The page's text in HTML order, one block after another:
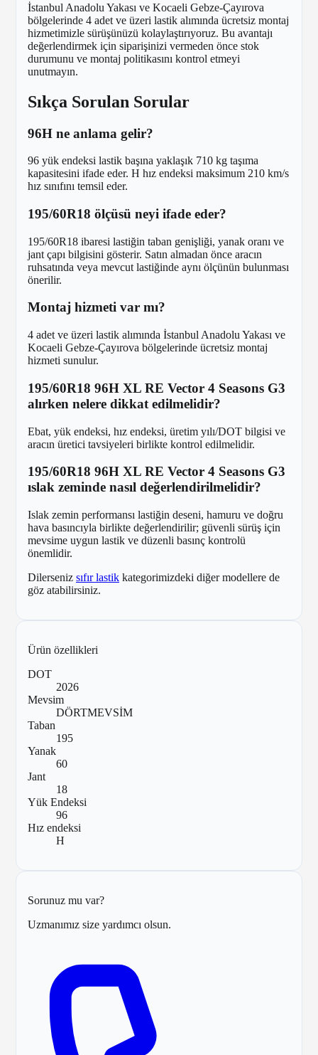
İstanbul Anadolu Yakası ve Kocaeli Gebze-Çayırova
bölgelerinde 4 adet ve üzeri lastik alımında ücretsiz montaj
hizmetimizle sürüşünüzü kolaylaştırıyoruz. Bu avantajı
değerlendirmek için siparişinizi vermeden önce stok
durumunu ve montaj politikasını kontrol etmeyi
unutmayın.
Sıkça Sorulan Sorular
96H ne anlama gelir?
96 yük endeksi lastik başına yaklaşık 710 kg taşıma
kapasitesini ifade eder. H hız endeksi maksimum 210 km/s
hız sınıfını temsil eder.
195/60R18 ölçüsü neyi ifade eder?
195/60R18 ibaresi lastiğin taban genişliği, yanak oranı ve
jant çapı bilgisini gösterir. Satın almadan önce aracın
ruhsatında veya mevcut lastiğinde aynı ölçünün bulunması
önerilir.
Montaj hizmeti var mı?
4 adet ve üzeri lastik alımında İstanbul Anadolu Yakası ve
Kocaeli Gebze-Çayırova bölgelerinde ücretsiz montaj
hizmeti sunulur.
195/60R18 96H XL RE Vector 4 Seasons G3
alırken nelere dikkat edilmelidir?
Ebat, yük endeksi, hız endeksi, üretim yılı/DOT bilgisi ve
aracın üretici tavsiyeleri birlikte kontrol edilmelidir.
195/60R18 96H XL RE Vector 4 Seasons G3
ıslak zeminde nasıl değerlendirilmelidir?
Islak zemin performansı lastiğin deseni, hamuru ve doğru
hava basıncıyla birlikte değerlendirilir; güvenli sürüş için
mevsime uygun lastik ve düzenli basınç kontrolü
önemlidir.
Dilerseniz sıfır lastik kategorimizdeki diğer modellere de
göz atabilirsiniz.
Ürün özellikleri
DOT
2026
Mevsim
DÖRTMEVSİM
Taban
195
Yanak
60
Jant
18
Yük Endeksi
96
Hız endeksi
H
Sorunuz mu var?
Uzmanımız size yardımcı olsun.